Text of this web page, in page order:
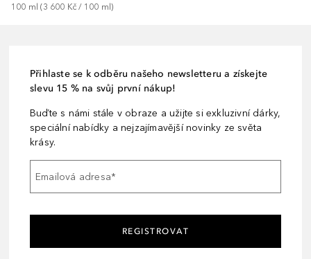
100 ml (3 600 Kč / 100 ml)
Přihlaste se k odběru našeho newsletteru a získejte
slevu 15 % na svůj první nákup!
Buďte s námi stále v obraze a užijte si exkluzivní dárky,
speciální nabídky a nejzajímavější novinky ze světa
krásy.
Emailová adresa*
REGISTROVAT